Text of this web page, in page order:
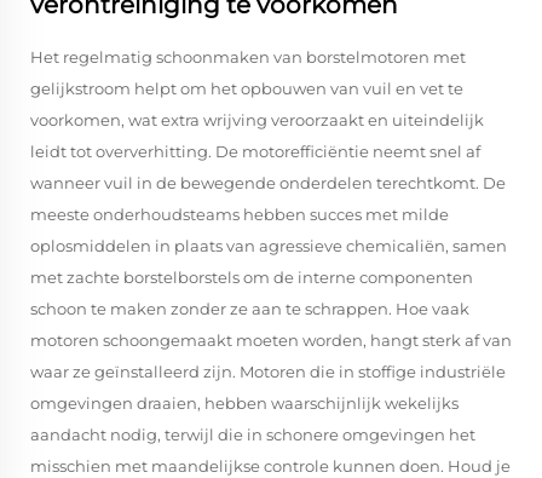
Het regelmatig schoonmaken van borstelmotoren met
gelijkstroom helpt om het opbouwen van vuil en vet te
voorkomen, wat extra wrijving veroorzaakt en uiteindelijk
leidt tot oververhitting. De motorefficiëntie neemt snel af
wanneer vuil in de bewegende onderdelen terechtkomt. De
meeste onderhoudsteams hebben succes met milde
oplosmiddelen in plaats van agressieve chemicaliën, samen
met zachte borstelborstels om de interne componenten
schoon te maken zonder ze aan te schrappen. Hoe vaak
motoren schoongemaakt moeten worden, hangt sterk af van
waar ze geïnstalleerd zijn. Motoren die in stoffige industriële
omgevingen draaien, hebben waarschijnlijk wekelijks
aandacht nodig, terwijl die in schonere omgevingen het
misschien met maandelijkse controle kunnen doen. Houd je